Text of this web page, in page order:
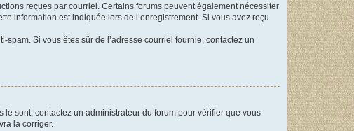
reçues par courriel. Certains forums peuvent également nécessiter
information est indiquée lors de l’enregistrement. Si vous avez reçu
Si vous êtes sûr de l’adresse courriel fournie, contactez un
sont, contactez un administrateur du forum pour vérifier que vous
la corriger.